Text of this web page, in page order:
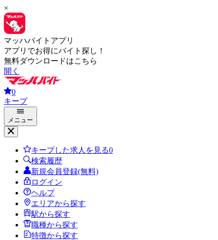
×
マッハバイトアプリ
アプリでお得にバイト探し！
無料ダウンロードはこちら
開く
0
キープ
メニュー
キープした求人を見る0
検索履歴
新規会員登録(無料)
ログイン
ヘルプ
エリアから探す
駅から探す
職種から探す
特徴から探す